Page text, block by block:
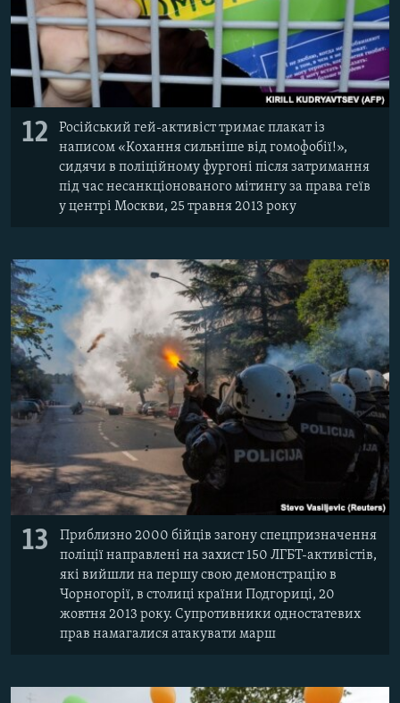
12
Російський гей-активіст тримає плакат із
написом «Кохання сильніше від гомофобії!»,
сидячи в поліційному фургоні після затримання
під час несанкціонованого мітингу за права геїв
у центрі Москви, 25 травня 2013 року
13
Приблизно 2000 бійців загону спецпризначення
поліції направлені на захист 150 ЛГБТ-активістів,
які вийшли на першу свою демонстрацію в
Чорногорії, в столиці країни Подгориці, 20
жовтня 2013 року. Супротивники одностатевих
прав намагалися атакувати марш